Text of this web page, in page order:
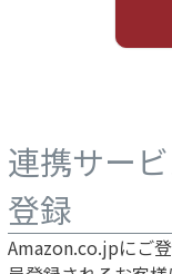
連携サー
登録
Amazon.co.jpにご